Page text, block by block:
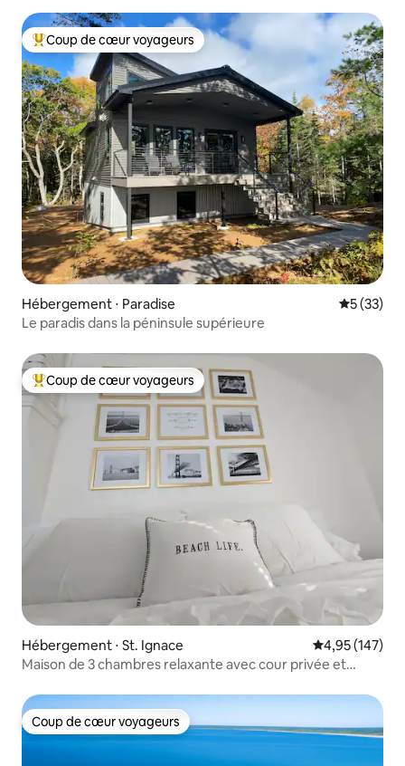
Coups de cœur voyageurs les plus appréciés
Coup de cœur voyageurs
Hébergement ⋅ Paradise
5 (33)
Le paradis dans la péninsule supérieure
Coups de cœur voyageurs les plus appréciés
Coup de cœur voyageurs
Hébergement ⋅ St. Ignace Évaluation
4,95 (147)
Maison de 3 chambres relaxante avec cour privée et
Coup de cœur voyageurs
Coup de cœur voyageurs